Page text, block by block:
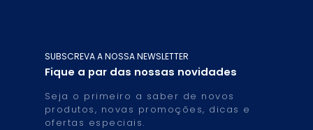
SUBSCREVA A NOSSA NEWSLETTER
Fique a par das nossas novidades
Seja o primeiro a saber de novos
produtos, novas promoções, dicas e
ofertas especiais.